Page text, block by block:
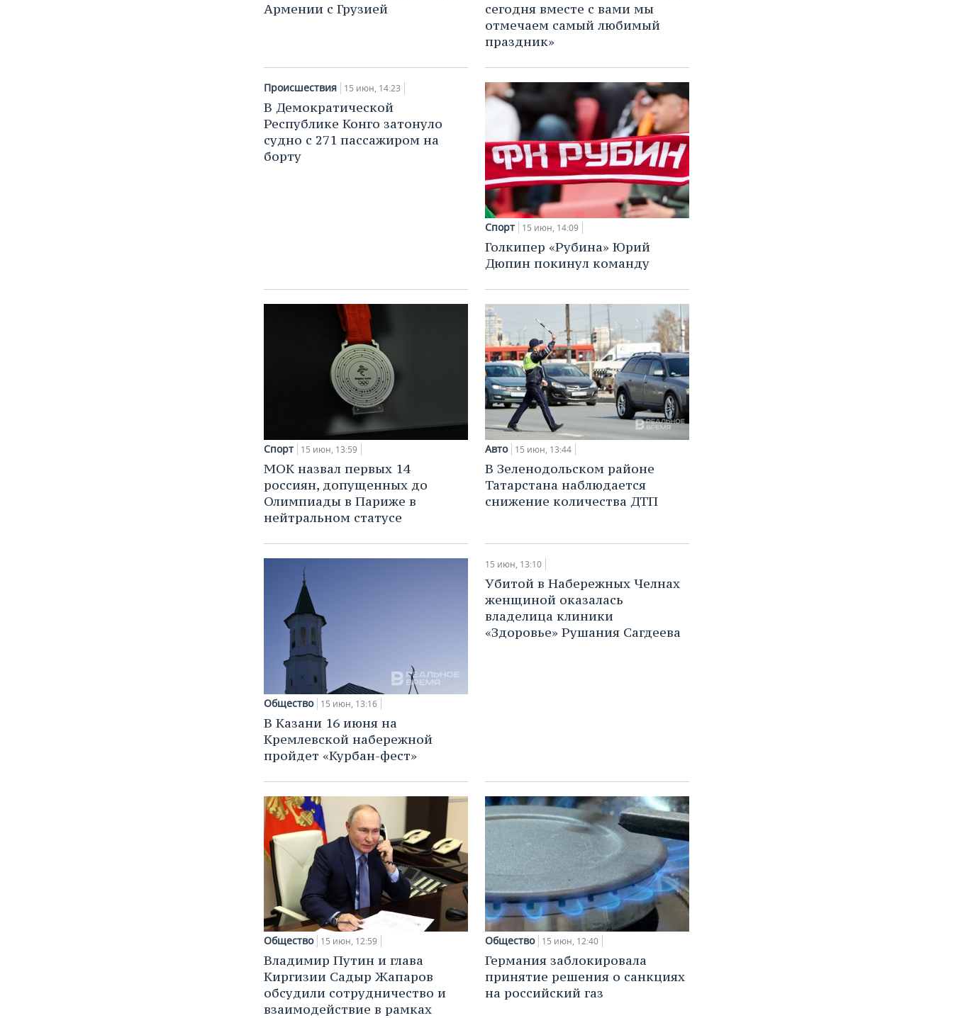
Армении с Грузией
сегодня вместе с вами мы
отмечаем самый любимый
праздник»
Происшествия 15 июн, 14:23
В Демократической
Республике Конго затонуло
судно с 271 пассажиром на
борту
Спорт 15 июн, 14:09
Голкипер «Рубина» Юрий
Дюпин покинул команду
Спорт 15 июн, 13:59
МОК назвал первых 14
россиян, допущенных до
Олимпиады в Париже в
нейтральном статусе
Авто 15 июн, 13:44
В Зеленодольском районе
Татарстана наблюдается
снижение количества ДТП
Общество 15 июн, 13:16
В Казани 16 июня на
Кремлевской набережной
пройдет «Курбан-фест»
15 июн, 13:10
Убитой в Набережных Челнах
женщиной оказалась
владелица клиники
«Здоровье» Рушания Сагдеева
Общество 15 июн, 12:59
Владимир Путин и глава
Киргизии Садыр Жапаров
обсудили сотрудничество и
взаимодействие в рамках
Общество 15 июн, 12:40
Германия заблокировала
принятие решения о санкциях
на российский газ